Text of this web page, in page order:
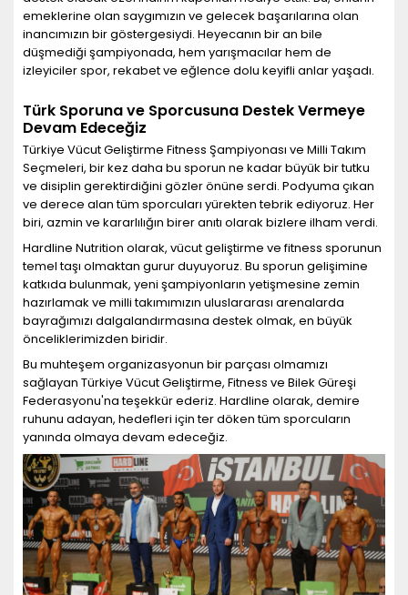
emeklerine olan saygımızın ve gelecek başarılarına olan
inancımızın bir göstergesiydi. Heyecanın bir an bile
düşmediği şampiyonada, hem yarışmacılar hem de
izleyiciler spor, rekabet ve eğlence dolu keyifli anlar yaşadı.
Türk Sporuna ve Sporcusuna Destek Vermeye
Devam Edeceğiz
Türkiye Vücut Geliştirme Fitness Şampiyonası ve Milli Takım
Seçmeleri, bir kez daha bu sporun ne kadar büyük bir tutku
ve disiplin gerektirdiğini gözler önüne serdi. Podyuma çıkan
ve derece alan tüm sporcuları yürekten tebrik ediyoruz. Her
biri, azmin ve kararlılığın birer anıtı olarak bizlere ilham verdi.
Hardline Nutrition olarak, vücut geliştirme ve fitness sporunun
temel taşı olmaktan gurur duyuyoruz. Bu sporun gelişimine
katkıda bulunmak, yeni şampiyonların yetişmesine zemin
hazırlamak ve milli takımımızın uluslararası arenalarda
bayrağımızı dalgalandırmasına destek olmak, en büyük
önceliklerimizden biridir.
Bu muhteşem organizasyonun bir parçası olmamızı
sağlayan Türkiye Vücut Geliştirme, Fitness ve Bilek Güreşi
Federasyonu'na teşekkür ederiz. Hardline olarak, demire
ruhunu adayan, hedefleri için ter döken tüm sporcuların
yanında olmaya devam edeceğiz.